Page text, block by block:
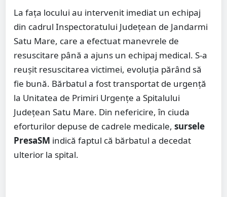
La fața locului au intervenit imediat un echipaj
din cadrul Inspectoratului Județean de Jandarmi
Satu Mare, care a efectuat manevrele de
resuscitare până a ajuns un echipaj medical. S-a
reușit resuscitarea victimei, evoluția părând să
fie bună. Bărbatul a fost transportat de urgență
la Unitatea de Primiri Urgențe a Spitalului
Județean Satu Mare. Din nefericire, în ciuda
eforturilor depuse de cadrele medicale, sursele
PresaSM indică faptul că bărbatul a decedat
ulterior la spital.